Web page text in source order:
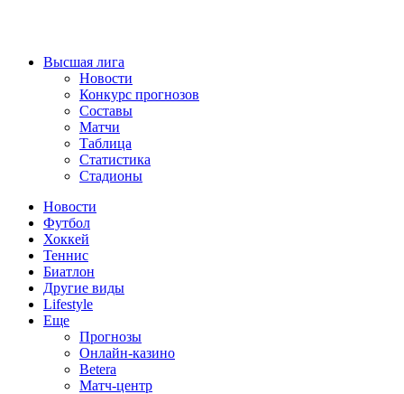
Высшая лига
Новости
Конкурс прогнозов
Составы
Матчи
Таблица
Статистика
Стадионы
Новости
Футбол
Хоккей
Теннис
Биатлон
Другие виды
Lifestyle
Еще
Прогнозы
Онлайн-казино
Betera
Матч-центр